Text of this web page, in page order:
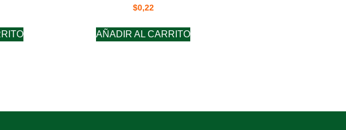
$0,22
AÑADIR AL CARRITO